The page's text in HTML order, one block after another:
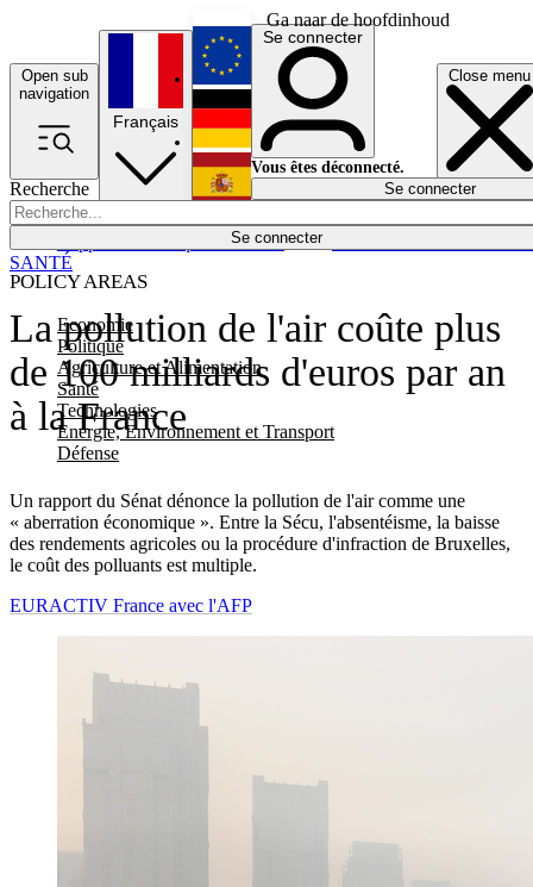
Ga naar de hoofdinhoud
Open sub
navigation
Close menu
Recherche
Se connecter
POLICY AREAS
Economie
Politique
Agriculture et Alimentation
Santé
Technologies
Energie, Environnement et Transport
Défense
Économie
Français
English
Deutsch
Español
Se connecter
Vous êtes déconnecté.
Se connecter
La pollution de l'air coûte plus
de 100 milliards d'euros par an
à la France
Un rapport du Sénat dénonce la pollution de l'air comme une
« aberration économique ». Entre la Sécu, l'absentéisme, la baisse
des rendements agricoles ou la procédure d'infraction de Bruxelles,
le coût des polluants est multiple.
SANTÉ
EURACTIV France avec l'AFP